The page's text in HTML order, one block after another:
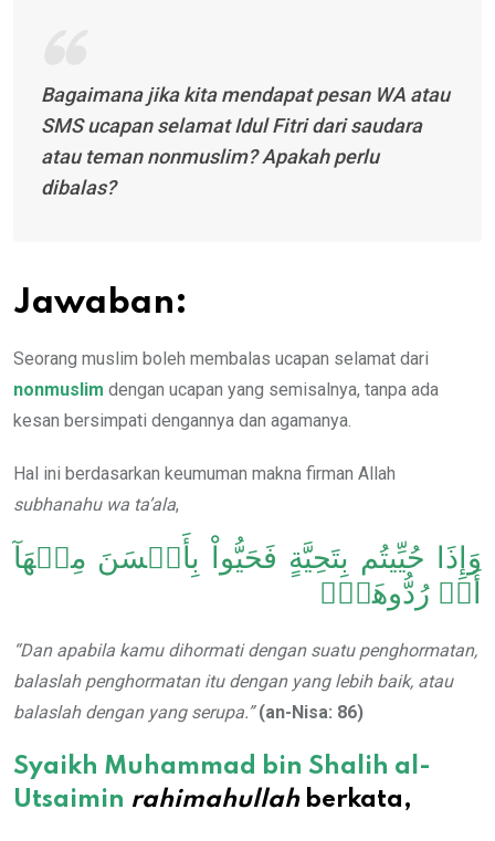
Bagaimana jika kita mendapat pesan WA atau
SMS ucapan selamat Idul Fitri dari saudara
atau teman nonmuslim? Apakah perlu
dibalas?
Jawaban:
Seorang muslim boleh membalas ucapan selamat dari
nonmuslim dengan ucapan yang semisalnya, tanpa ada
kesan bersimpati dengannya dan agamanya.
Hal ini berdasarkan keumuman makna firman Allah
subhanahu wa ta’ala,
وَإِذَا حُيِّيتُم بِتَحِيَّةٍ فَحَيُّواْ بِأَحۡسَنَ مِنۡهَآ
أَوۡ رُدُّوهَآۗ
“Dan apabila kamu dihormati dengan suatu penghormatan,
balaslah penghormatan itu dengan yang lebih baik, atau
balaslah dengan yang serupa.” (an-Nisa: 86)
Syaikh Muhammad bin Shalih al-
Utsaimin rahimahullahberkata,